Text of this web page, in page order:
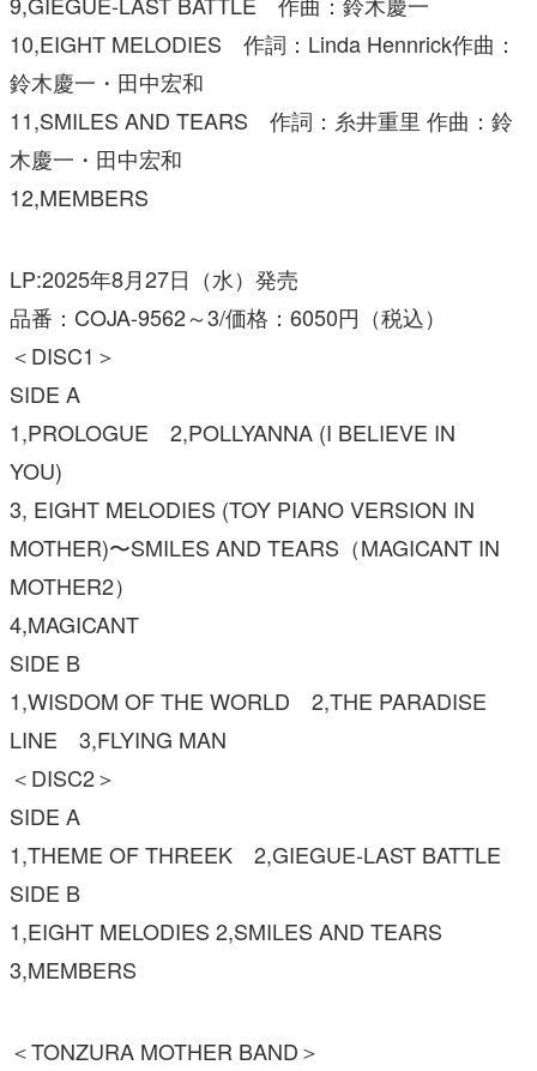
10,EIGHT MELODIES 作詞：Linda Hennrick作曲：
鈴木慶一・田中宏和
11,SMILES AND TEARS 作詞：糸井重里 作曲：鈴
木慶一・田中宏和
12,MEMBERS
LP:2025年8月27日（水）発売
品番：COJA-9562～3/価格：6050円（税込）
＜DISC1＞
SIDE A
1,PROLOGUE 2,POLLYANNA (I BELIEVE IN
YOU)
3, EIGHT MELODIES (TOY PIANO VERSION IN
MOTHER)〜SMILES AND TEARS（MAGICANT IN
MOTHER2）
4,MAGICANT
SIDE B
1,WISDOM OF THE WORLD 2,THE PARADISE
LINE 3,FLYING MAN
＜DISC2＞
SIDE A
1,THEME OF THREEK 2,GIEGUE-LAST BATTLE
SIDE B
1,EIGHT MELODIES 2,SMILES AND TEARS
3,MEMBERS
＜TONZURA MOTHER BAND＞